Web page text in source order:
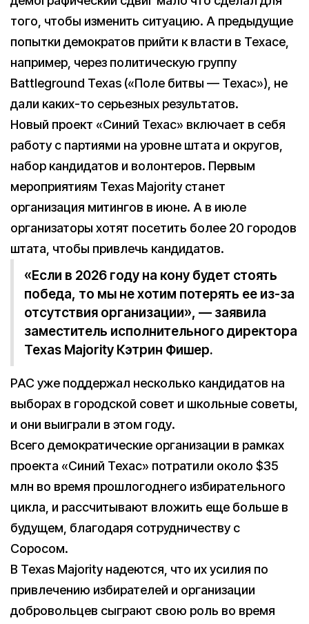
того, чтобы изменить ситуацию. А предыдущие
попытки демократов прийти к власти в Техасе,
например, через политическую группу
Battleground Texas («Поле битвы — Техас»), не
дали каких-то серьезных результатов.
Новый проект «Синий Техас» включает в себя
работу с партиями на уровне штата и округов,
набор кандидатов и волонтеров. Первым
мероприятиям Texas Majority станет
организация митингов в июне. А в июле
организаторы хотят посетить более 20 городов
штата, чтобы привлечь кандидатов.
«Если в 2026 году на кону будет стоять
победа, то мы не хотим потерять ее из-за
отсутствия организации», — заявила
заместитель исполнительного директора
Texas Majority Кэтрин Фишер.
PAC уже поддержал несколько кандидатов на
выборах в городской совет и школьные советы,
и они выиграли в этом году.
Всего демократические организации в рамках
проекта «Синий Техас» потратили около $35
млн во время прошлогоднего избирательного
цикла, и рассчитывают вложить еще больше в
будущем, благодаря сотрудничеству с
Соросом.
В Texas Majority надеются, что их усилия по
привлечению избирателей и организации
добровольцев сыграют свою роль во время